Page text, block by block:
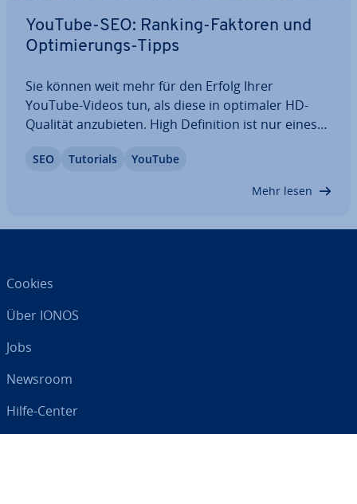
YouTube-SEO: Ranking-Faktoren und
Op­ti­mie­rungs-Tipps
Sie können weit mehr für den Erfolg Ihrer
YouTube-Videos tun, als diese in optimaler HD-
Qualität an­zu­bie­ten. High De­fi­ni­ti­on ist nur eines
Ihrer Clips in den Such­ergeb­nis­sen der Vi­deo­platt­
SEO Tutorials YouTube
Mehr lesen
Cookies
Über IONOS
Jobs
Newsroom
Hilfe-Center